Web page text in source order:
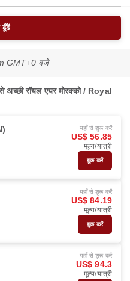
ढूँढें
GMT+0 बजे
अच्छी रॉयल एयर मोरक्को / Royal
यहाँ से शुरू करें
US$ 56.85
मूल्य/यात्री
बुक करें
यहाँ से शुरू करें
US$ 84.19
मूल्य/यात्री
बुक करें
यहाँ से शुरू करें
US$ 94.3
मूल्य/यात्री